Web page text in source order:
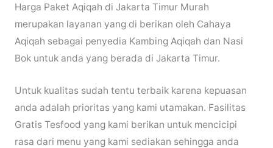
Harga Paket Aqiqah di Jakarta Timur Murah
merupakan layanan yang di berikan oleh Cahaya
Aqiqah sebagai penyedia Kambing Aqiqah dan Nasi
Bok untuk anda yang berada di Jakarta Timur.
Untuk kualitas sudah tentu terbaik karena kepuasan
anda adalah prioritas yang kami utamakan. Fasilitas
Gratis Tesfood yang kami berikan untuk mencicipi
rasa dari menu yang kami sediakan sehingga anda